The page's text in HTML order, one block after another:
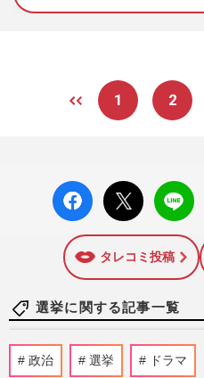
1 2
facebo
ok い
X ポス
ト
LINE
タレコミ投稿
選挙に関する記事一覧
【消費税減
だわりすぎ
政治 選挙 ドラマ